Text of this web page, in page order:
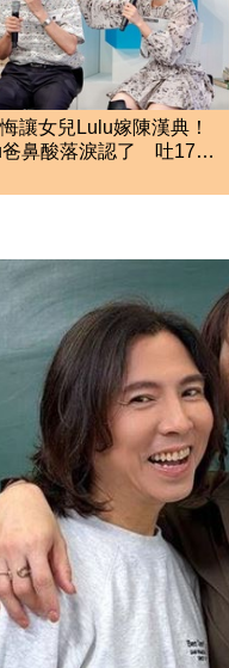
讓女兒Lulu嫁陳漢典！
爸鼻酸落淚認了 吐17字